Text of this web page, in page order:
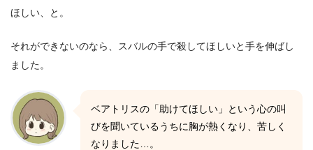
ほしい、と。
それができないのなら、スバルの手で殺してほしいと手を伸ばし
ました。
ベアトリスの「助けてほしい」という心の叫
びを聞いているうちに胸が熱くなり、苦しく
なりました…。